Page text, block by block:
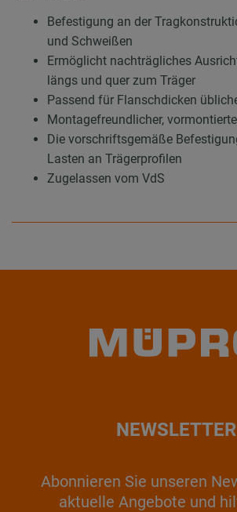
Befestigung an der
und Schweißen
Ermöglicht nachträgliches
längs und quer zum Träger
Passend für Flanschdicken
Montagefreundlicher,
Die vorschriftsgemäße
Lasten an Trägerprofilen
Zugelassen vom VdS
NEWSLETTER
Abonnieren Sie unseren
aktuelle Angebote und